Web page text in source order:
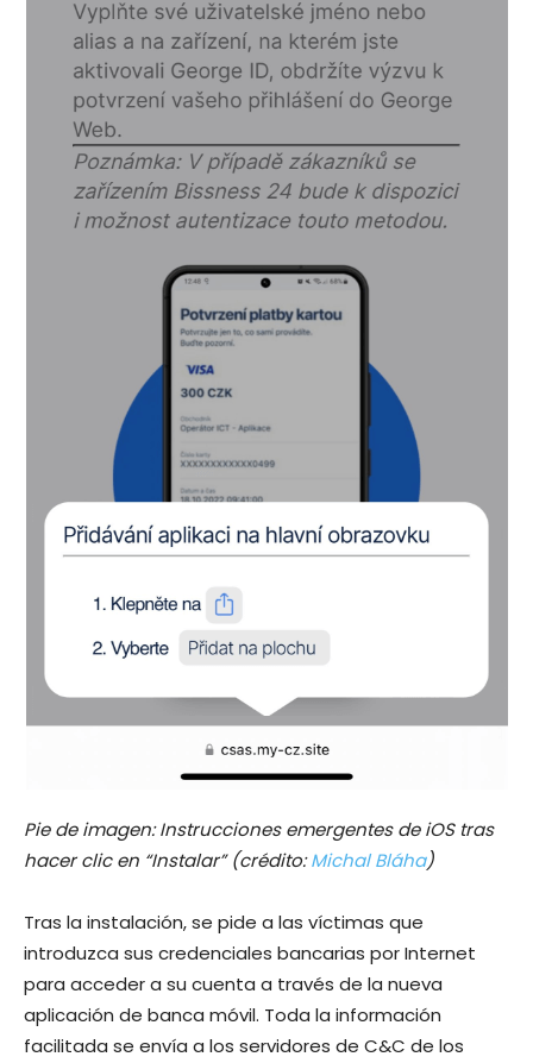
Pie de imagen: Instrucciones emergentes de iOS tras
hacer clic en “Instalar” (crédito:Michal Bláha)
Tras la instalación, se pide a las víctimas que
introduzca sus credenciales bancarias por Internet
para acceder a su cuenta a través de la nueva
aplicación de banca móvil. Toda la información
facilitada se envía a los servidores de C&C de los